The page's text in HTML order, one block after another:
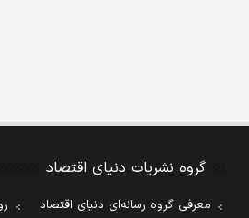
گروه نشریات دنیای اقتصاد
معرفی گروه رسانه‌ای دنیای اقتصاد